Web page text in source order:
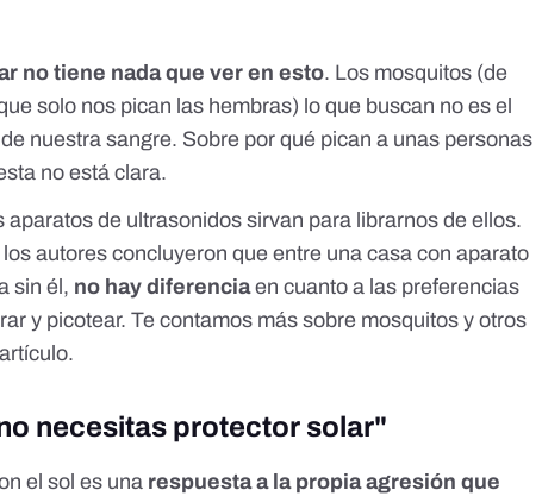
no tiene nada que ver en esto. Los mosquitos (de
solo nos pican las hembras) lo que buscan no es el
nuestra sangre. Sobre por qué pican a unas personas
no está clara.
aparatos de ultrasonidos sirvan para librarnos de ellos.
los autores concluyeron que entre una casa con aparato
sin él, no hay diferenciaen cuanto a las preferencias
y picotear. Te contamos más sobre mosquitos y otros
artículo.
necesitas protector solar"
el sol es una respuesta a la propia agresión que